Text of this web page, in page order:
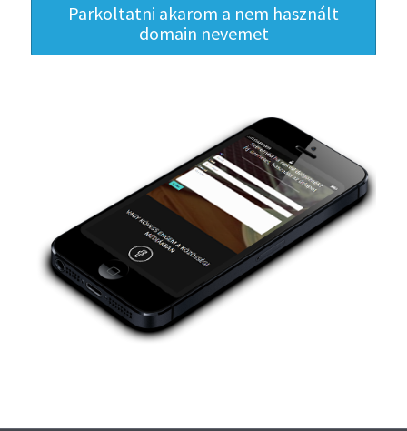
Parkoltatni akarom a nem használt
domain nevemet